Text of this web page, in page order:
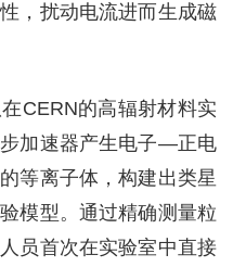
，扰动电流进而生成磁
CERN的高辐射材料实
加速器产生电子—正电
等离子体，构建出类星
模型。通过精确测量粒
员首次在实验室中直接